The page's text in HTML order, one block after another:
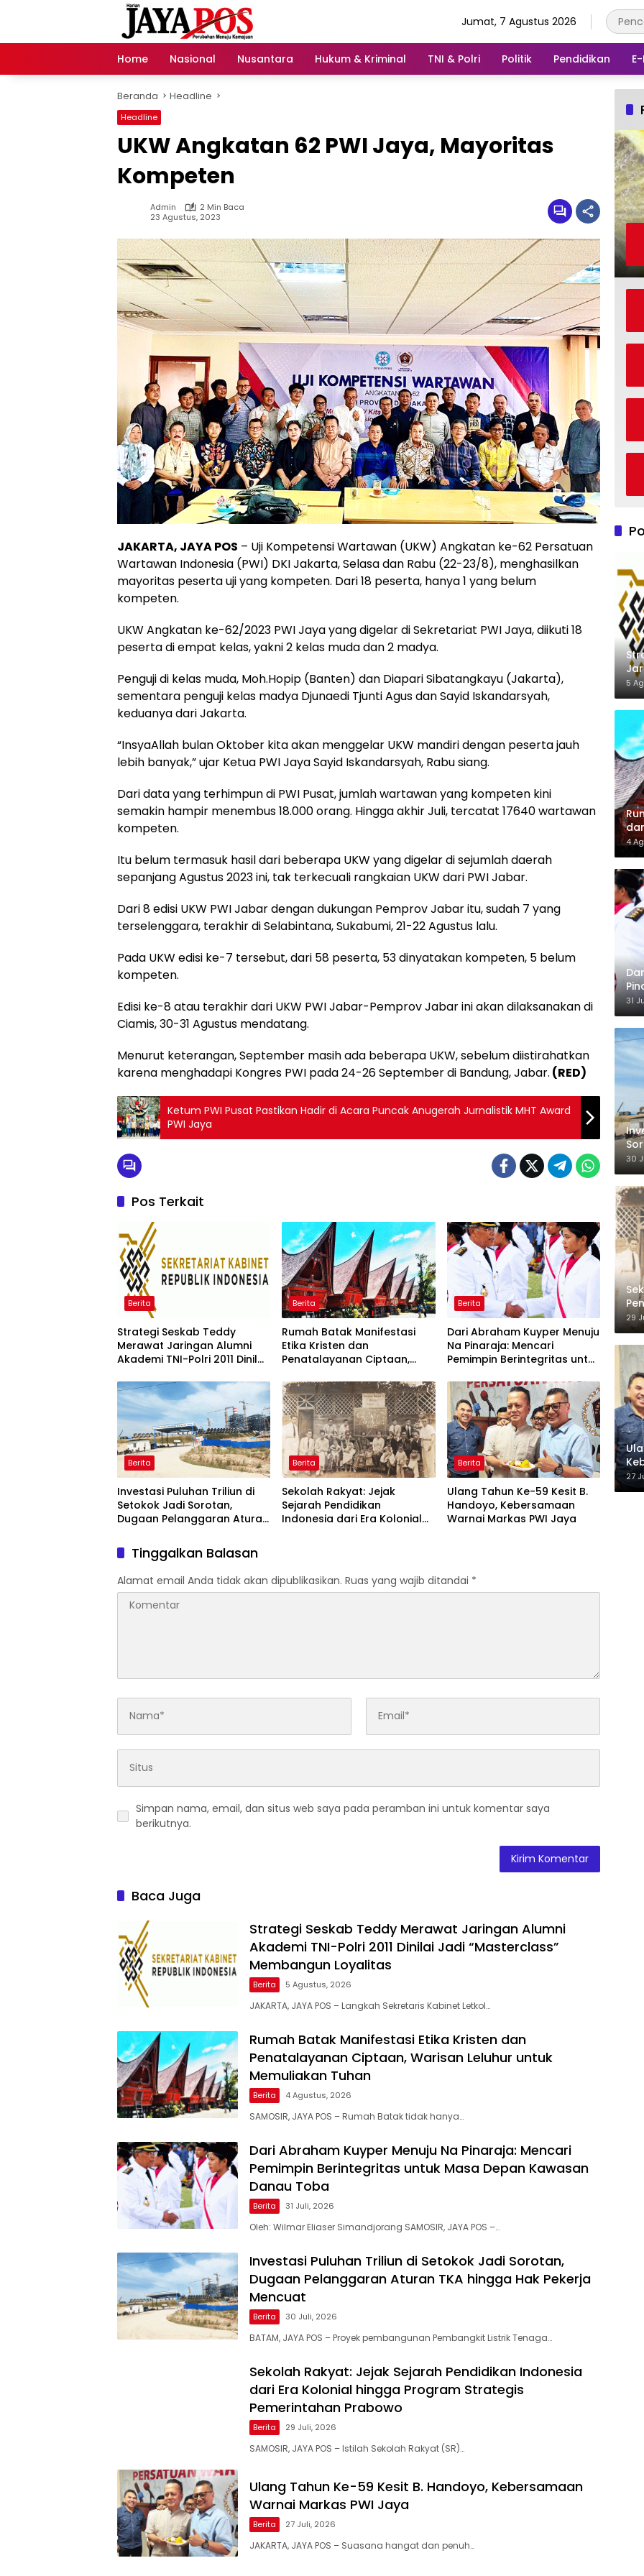
Jumat, 7 Agustus 2026
Home Nasional Nusantara Hukum & Kriminal TNI & Polri Politik Pendidikan
Beranda Headline
Headline
UKW Angkatan 62 PWI Jaya, Mayoritas
Kompeten
Admin
2 Min Baca
23 Agustus, 2023
JAKARTA, JAYA POS – Uji Kompetensi Wartawan (UKW) Angkatan ke-62 Persatuan
Wartawan Indonesia (PWI) DKI Jakarta, Selasa dan Rabu (22-23/8), menghasilkan
mayoritas peserta uji yang kompeten. Dari 18 peserta, hanya 1 yang belum
kompeten.
UKW Angkatan ke-62/2023 PWI Jaya yang digelar di Sekretariat PWI Jaya, diikuti 18
peserta di empat kelas, yakni 2 kelas muda dan 2 madya.
Penguji di kelas muda, Moh.Hopip (Banten) dan Diapari Sibatangkayu (Jakarta),
sementara penguji kelas madya Djunaedi Tjunti Agus dan Sayid Iskandarsyah,
keduanya dari Jakarta.
“InsyaAllah bulan Oktober kita akan menggelar UKW mandiri dengan peserta jauh
lebih banyak,” ujar Ketua PWI Jaya Sayid Iskandarsyah, Rabu siang.
Dari data yang terhimpun di PWI Pusat, jumlah wartawan yang kompeten kini
semakin hampir menembus 18.000 orang. Hingga akhir Juli, tercatat 17640 wartawan
kompeten.
Itu belum termasuk hasil dari beberapa UKW yang digelar di sejumlah daerah
sepanjang Agustus 2023 ini, tak terkecuali rangkaian UKW dari PWI Jabar.
Dari 8 edisi UKW PWI Jabar dengan dukungan Pemprov Jabar itu, sudah 7 yang
terselenggara, terakhir di Selabintana, Sukabumi, 21-22 Agustus lalu.
Pada UKW edisi ke-7 tersebut, dari 58 peserta, 53 dinyatakan kompeten, 5 belum
kompeten.
Edisi ke-8 atau terakhir dari UKW PWI Jabar-Pemprov Jabar ini akan dilaksanakan di
Ciamis, 30-31 Agustus mendatang.
Menurut keterangan, September masih ada beberapa UKW, sebelum diistirahatkan
karena menghadapi Kongres PWI pada 24-26 September di Bandung, Jabar. (RED)
Ketum PWI Pusat Pastikan Hadir di Acara Puncak Anugerah Jurnalistik MHT Award
PWI Jaya
Pos Terkait
Berita
Strategi Seskab Teddy
Merawat Jaringan Alumni
Akademi TNI-Polri 2011 Dinilai
Membangun Loyalitas
Berita
Rumah Batak Manifestasi
Etika Kristen dan
Penatalayanan Ciptaan,
Memuliakan Tuhan
Berita
Dari Abraham Kuyper Menuju
Na Pinaraja: Mencari
Pemimpin Berintegritas untuk
Danau Toba
Berita
Investasi Puluhan Triliun di
Setokok Jadi Sorotan,
Dugaan Pelanggaran Aturan
Mencuat
Berita
Sekolah Rakyat: Jejak
Sejarah Pendidikan
Indonesia dari Era Kolonial
Berita
Ulang Tahun Ke-59 Kesit B.
Handoyo, Kebersamaan
Warnai Markas PWI Jaya
Tinggalkan Balasan
Alamat email Anda tidak akan dipublikasikan. Ruas yang wajib ditandai *
Simpan nama, email, dan situs web saya pada peramban ini untuk komentar saya
berikutnya.
Baca Juga
Strategi Seskab Teddy Merawat Jaringan Alumni
Akademi TNI-Polri 2011 Dinilai Jadi “Masterclass”
Membangun Loyalitas
Berita 5 Agustus, 2026
JAKARTA, JAYA POS – Langkah Sekretaris Kabinet Letkol…
Rumah Batak Manifestasi Etika Kristen dan
Penatalayanan Ciptaan, Warisan Leluhur untuk
Memuliakan Tuhan
Berita 4 Agustus, 2026
SAMOSIR, JAYA POS – Rumah Batak tidak hanya…
Dari Abraham Kuyper Menuju Na Pinaraja: Mencari
Pemimpin Berintegritas untuk Masa Depan Kawasan
Danau Toba
Berita 31 Juli, 2026
Oleh: Wilmar Eliaser Simandjorang SAMOSIR, JAYA POS –…
Investasi Puluhan Triliun di Setokok Jadi Sorotan,
Dugaan Pelanggaran Aturan TKA hingga Hak Pekerja
Mencuat
Berita 30 Juli, 2026
BATAM, JAYA POS – Proyek pembangunan Pembangkit Listrik Tenaga…
Sekolah Rakyat: Jejak Sejarah Pendidikan Indonesia
dari Era Kolonial hingga Program Strategis
Pemerintahan Prabowo
Berita 29 Juli, 2026
SAMOSIR, JAYA POS – Istilah Sekolah Rakyat (SR)…
Ulang Tahun Ke-59 Kesit B. Handoyo, Kebersamaan
Warnai Markas PWI Jaya
Berita 27 Juli, 2026
JAKARTA, JAYA POS – Suasana hangat dan penuh…
5
4
31
30
29
27